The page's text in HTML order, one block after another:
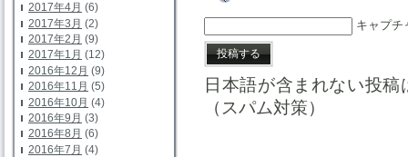
2017年4月 (6)
2017年3月 (2)
2017年2月 (9)
2017年1月 (12)
2016年12月 (9)
2016年11月 (5)
2016年10月 (4)
2016年9月 (3)
2016年8月 (6)
2016年7月 (4)
キャプチ
日本語が含まれない投
（スパム対策）